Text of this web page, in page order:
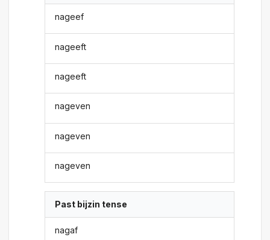
nageef
nageeft
nageeft
nageven
nageven
nageven
Past bijzin tense
nagaf